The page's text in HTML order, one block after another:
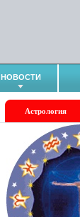
НОВОСТИ
Астрология